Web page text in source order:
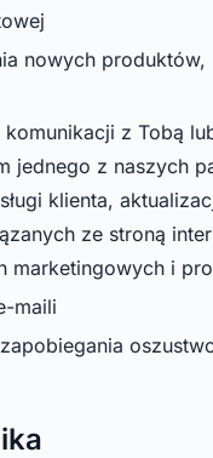
nowych produktów,
komunikacji z Tobą
jednego z naszych
klienta,
ze stroną
marketingowych i
maili